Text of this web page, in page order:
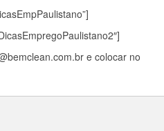
e colocar no